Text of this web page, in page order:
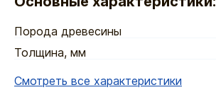
Порода древесины
Толщина, мм
Смотреть все характеристики